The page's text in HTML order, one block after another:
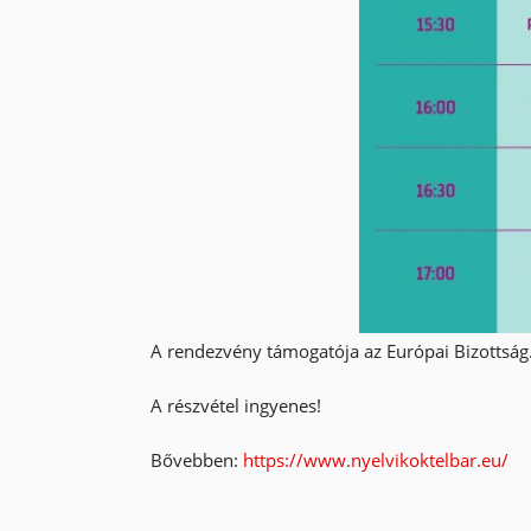
A rendezvény támogatója az Európai
A részvétel ingyenes!
Bővebben: https://www.nyelvikoktelbar.eu/